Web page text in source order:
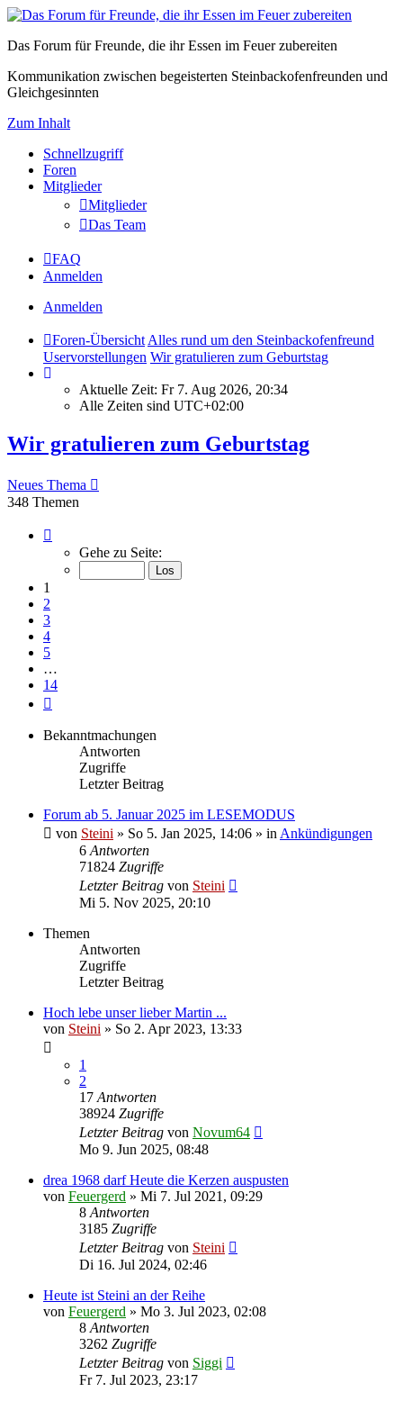
Das Forum für Freunde, die ihr Essen im Feuer zubereiten
Kommunikation zwischen begeisterten Steinbackofenfreunden und
Gleichgesinnten
Zum Inhalt
Schnellzugriff
Foren
Mitglieder
Mitglieder
Das Team
FAQ
Anmelden
Anmelden
Foren-Übersicht Alles rund um den Steinbackofenfreund
Uservorstellungen Wir gratulieren zum Geburtstag
Aktuelle Zeit: Fr 7. Aug 2026, 20:34
Alle Zeiten sind UTC+02:00
Wir gratulieren zum Geburtstag
Neues Thema
348 Themen
von
Gehe zu Seite:
1
2
3
4
5
…
14
Bekanntmachungen
Antworten
Zugriffe
Letzter Beitrag
Forum ab 5. Januar 2025 im LESEMODUS
von Steini » So 5. Jan 2025, 14:06 » in Ankündigungen
6 Antworten
71824 Zugriffe
Letzter Beitrag von Steini
Mi 5. Nov 2025, 20:10
Themen
Antworten
Zugriffe
Letzter Beitrag
Hoch lebe unser lieber Martin ...
von Steini » So 2. Apr 2023, 13:33
1
2
17 Antworten
38924 Zugriffe
Letzter Beitrag von Novum64
Mo 9. Jun 2025, 08:48
drea 1968 darf Heute die Kerzen auspusten
von Feuergerd » Mi 7. Jul 2021, 09:29
8 Antworten
3185 Zugriffe
Letzter Beitrag von Steini
Di 16. Jul 2024, 02:46
Heute ist Steini an der Reihe
von Feuergerd » Mo 3. Jul 2023, 02:08
8 Antworten
3262 Zugriffe
Letzter Beitrag von Siggi
Fr 7. Jul 2023, 23:17